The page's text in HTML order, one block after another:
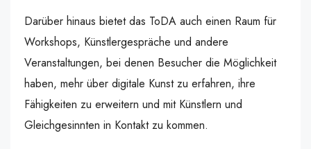
Darüber hinaus bietet das ToDA auch einen Raum für
Workshops, Künstlergespräche und andere
Veranstaltungen, bei denen Besucher die Möglichkeit
haben, mehr über digitale Kunst zu erfahren, ihre
Fähigkeiten zu erweitern und mit Künstlern und
Gleichgesinnten in Kontakt zu kommen.